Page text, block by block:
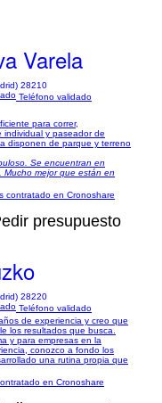
Varela
28210
Teléfono validado
para correr,
individual y paseador de
disponen de parque y terreno
Se encuentran en
Mucho mejor que están en
contratado en Cronoshare
presupuesto
28220
Teléfono validado
de experiencia y creo que
los resultados que busca.
y para empresas en la
conozco a fondo los
una rutina propia que
en Cronoshare